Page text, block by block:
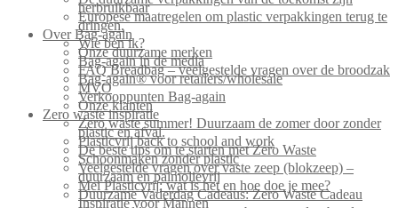
herbruikbaar
Europese maatregelen om plastic verpakkingen terug te
dringen.
Over Bag-again
Wie ben ik?
Onze duurzame merken
Bag-again in de media
FAQ Breadbag – veelgestelde vragen over de broodzak
Bag-again® voor retailers/wholesale
MVO
Verkooppunten Bag-again
Onze klanten
Zero waste inspiratie
Zero waste summer! Duurzaam de zomer door zonder
plastic en afval.
Plasticvrij back to school and work
De beste tips om te starten met Zero Waste
Schoonmaken zonder plastic
Veelgestelde vragen over vaste zeep (blokzeep) –
duurzaam en palmolievrij
Mei Plasticvrij: wat is het en hoe doe je mee?
Duurzame Vaderdag Cadeaus: Zero Waste Cadeau
Inspiratie voor Mannen